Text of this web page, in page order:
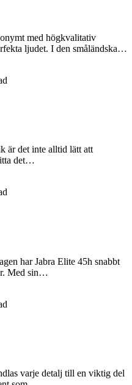
med högkvalitativ
ljudet. I den småländska…
är det inte alltid lätt att
det…
har Jabra Elite 45h snabbt
Med sin…
varje detalj till en viktig del